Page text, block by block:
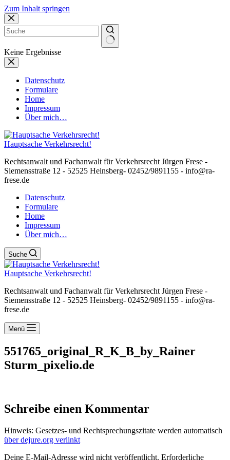
Zum Inhalt springen
Keine Ergebnisse
Datenschutz
Formulare
Home
Impressum
Über mich…
Hauptsache Verkehrsrecht!
Rechtsanwalt und Fachanwalt für Verkehrsrecht Jürgen Frese -
Siemensstraße 12 - 52525 Heinsberg- 02452/9891155 - info@ra-
frese.de
Datenschutz
Formulare
Home
Impressum
Über mich…
Suche
Hauptsache Verkehrsrecht!
Rechtsanwalt und Fachanwalt für Verkehrsrecht Jürgen Frese -
Siemensstraße 12 - 52525 Heinsberg- 02452/9891155 - info@ra-
frese.de
Menü
551765_original_R_K_B_by_Rainer
Sturm_pixelio.de
Schreibe einen Kommentar
Hinweis: Gesetzes- und Rechtsprechungszitate werden automatisch
über dejure.org verlinkt
Deine E-Mail-Adresse wird nicht veröffentlicht. Erforderliche